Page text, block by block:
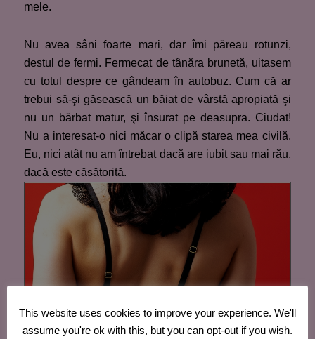
mele.
Nu avea sâni foarte mari, dar îmi păreau rotunzi,
destul de fermi. Fermecat de tânăra brunetă, uitasem
cu totul despre ce gândeam în autobuz. Cum că ar
trebui să-şi găsească un băiat de vârstă apropiată şi
nu un bărbat matur, şi însurat pe deasupra. Ciudat!
Nu a interesat-o nici măcar o clipă starea mea civilă.
Eu, nici atât nu am întrebat dacă are iubit sau mai rău,
dacă este căsătorită.
This website uses cookies to improve your experience. We'll
assume you're ok with this, but you can opt-out if you wish.